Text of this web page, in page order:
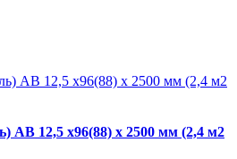
АВ 12,5 х96(88) х 2500 мм (2,4 м2